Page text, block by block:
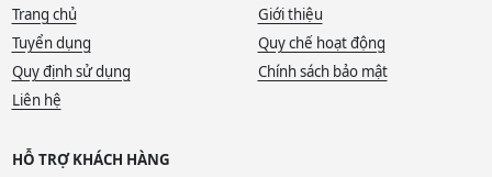
Trang chủ
Giới thiệu
Tuyển dụng
Quy chế hoạt động
Quy định sử dụng
Chính sách bảo mật
Liên hệ
HỖ TRỢ KHÁCH HÀNG